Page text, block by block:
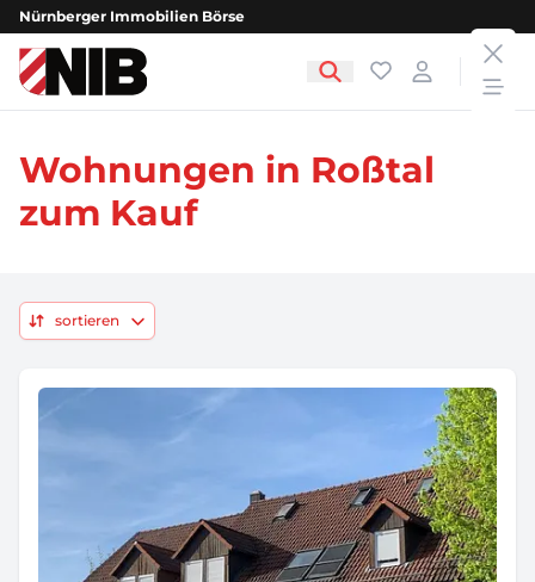
Nürnberger Immobilien Börse
NIB - Nürnberger Immobilien Börse Favoriten
Login
Wohnungen in Roßtal
zum Kauf
sortieren